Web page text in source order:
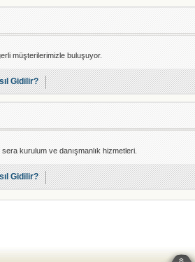
müşterilerimizle buluşuyor.
Gidilir?
kurulum ve danışmanlık hizmetleri.
Gidilir?